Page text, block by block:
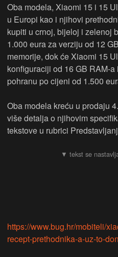
Oba modela, Xiaomi 15 i 15
u Europi kao i njihovi
kupiti u crnoj, bijeloj i zelenoj
1.000 eura za verziju od 12
memorije, dok će Xiaomi 15
konfiguraciji od 16 GB RAM-
pohranu po cijeni od 1.500
Oba modela kreću u prodaju
više detalja o njihovim
tekstove u rubrici
https://www.bug.hr/mobiteli/
recept-prethodnika-a-uz-to-